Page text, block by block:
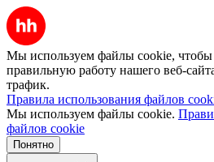
Мы используем файлы cookie, чтобы
правильную работу нашего веб-
трафик.
Правила использования файлов
Мы используем файлы cookie.
файлов cookie
Понятно